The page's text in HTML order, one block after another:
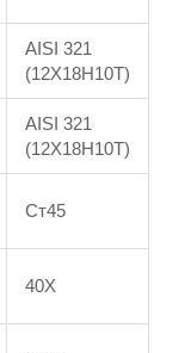
AISI 321
(12Х18Н10Т)
AISI 321
(12Х18Н10Т)
Ст45
40Х